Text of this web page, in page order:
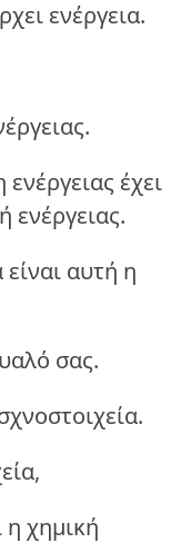
ενέργεια.
έχει
αυτή η
σας.
η χημική